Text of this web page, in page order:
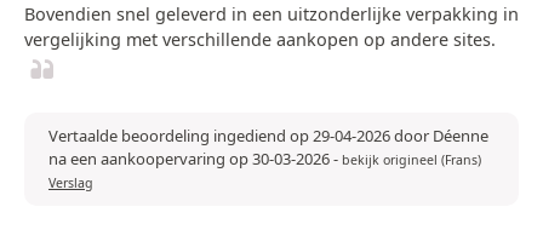
Bovendien snel geleverd in een uitzonderlijke verpakking in
vergelijking met verschillende aankopen op andere sites.
Vertaalde beoordeling ingediend op 29-04-2026 door Déenne
na een aankoopervaring op 30-03-2026- bekijk origineel (Frans)
Verslag